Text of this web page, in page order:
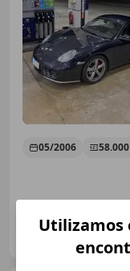
05/2006
Particular
Utilizamos